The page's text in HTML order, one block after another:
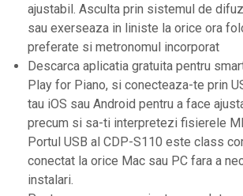
Proiectoare
Stative si schela lumini
Instrumente Muzicale
Chitare si bass
Claviaturi
Instrumente cu arcus
Instrumente de percutie
ajustabil. Asculta prin sistemul de
sau exerseaza in liniste la orice ora
preferate si metronomul incorporat
Descarca aplicatia gratuita pentru
Play for Piano, si conecteaza-te prin
tau iOS sau Android pentru a face
precum si sa-ti interpretezi fisierele
Portul USB al CDP-S110 este class
conectat la orice Mac sau PC fara a
instalari.